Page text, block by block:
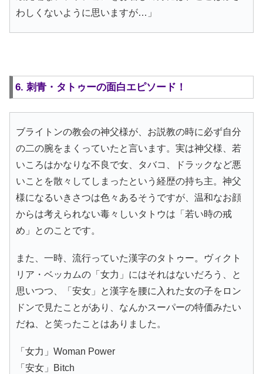
わしくないように思いますが…」
6. 刺青・タトゥーの面白エピソード！
ブライトンの教会の神父様が、お説教の時に必ず自分
の二の腕をまくっていたと言います。実は神父様、若
いころはかなりな不良で女、タバコ、ドラックなど悪
いことを散々してしまったという経歴の持ち主。神父
様になるいきさつは色々あるそうですが、温和なお顔
からは考えられない毒々しいタトウは「若い時の戒
め」とのことです。
また、一時、流行っていた漢字のタトゥー。ヴィクト
リア・ベッカムの「女力」にはそれはないだろう、と
思いつつ、「安女」と漢字を腰に入れた女の子をロン
ドンで見たことがあり、なんかスーパーの特価みたい
だね、と笑ったことはありました。
「女力」Woman Power
「安女」Bitch